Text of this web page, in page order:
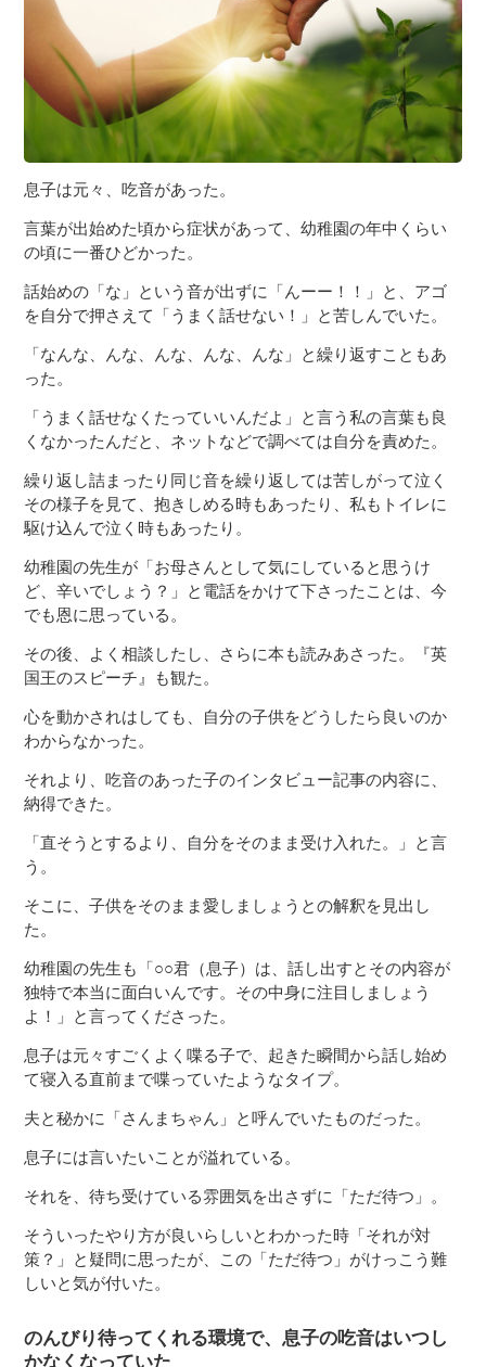
息子は元々、吃音があった。
言葉が出始めた頃から症状があって、幼稚園の年中くらい
の頃に一番ひどかった。
話始めの「な」という音が出ずに「んーー！！」と、アゴ
を自分で押さえて「うまく話せない！」と苦しんでいた。
「なんな、んな、んな、んな、んな」と繰り返すこともあ
った。
「うまく話せなくたっていいんだよ」と言う私の言葉も良
くなかったんだと、ネットなどで調べては自分を責めた。
繰り返し詰まったり同じ音を繰り返しては苦しがって泣く
その様子を見て、抱きしめる時もあったり、私もトイレに
駆け込んで泣く時もあったり。
幼稚園の先生が「お母さんとして気にしていると思うけ
ど、辛いでしょう？」と電話をかけて下さったことは、今
でも恩に思っている。
その後、よく相談したし、さらに本も読みあさった。『英
国王のスピーチ』も観た。
心を動かされはしても、自分の子供をどうしたら良いのか
わからなかった。
それより、吃音のあった子のインタビュー記事の内容に、
納得できた。
「直そうとするより、自分をそのまま受け入れた。」と言
う。
そこに、子供をそのまま愛しましょうとの解釈を見出し
た。
幼稚園の先生も「○○君（息子）は、話し出すとその内容が
独特で本当に面白いんです。その中身に注目しましょう
よ！」と言ってくださった。
息子は元々すごくよく喋る子で、起きた瞬間から話し始め
て寝入る直前まで喋っていたようなタイプ。
夫と秘かに「さんまちゃん」と呼んでいたものだった。
息子には言いたいことが溢れている。
それを、待ち受けている雰囲気を出さずに「ただ待つ」。
そういったやり方が良いらしいとわかった時「それが対
策？」と疑問に思ったが、この「ただ待つ」がけっこう難
しいと気が付いた。
のんびり待ってくれる環境で、息子の吃音はいつし
かなくなっていた